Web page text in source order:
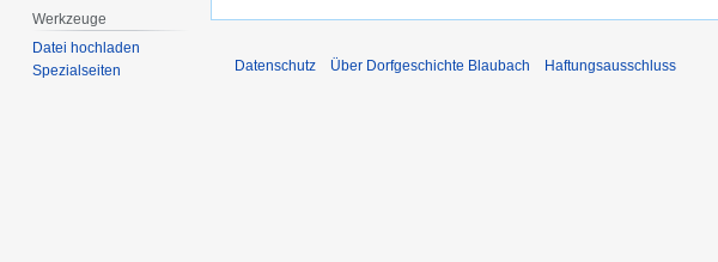
Werkzeuge
Datei hochladen
Spezialseiten
Datenschutz Über Dorfgeschichte Blaubach Haftungsausschluss